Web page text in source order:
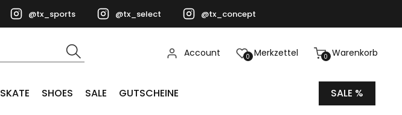
@tx_sports @tx_select @tx_concept
0 Warenkorb
0 Merkzettel
Account
SKATE SHOES SALE GUTSCHEINE SALE %